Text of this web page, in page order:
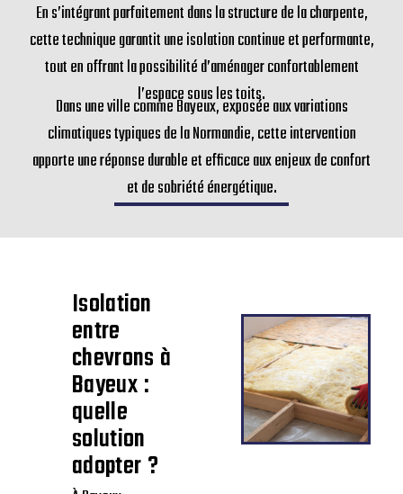
En s’intégrant parfaitement dans la structure de la charpente,
cette technique garantit une isolation continue et performante,
tout en offrant la possibilité d’aménager confortablement
l’espace sous les toits.
Dans une ville comme Bayeux, exposée aux variations
climatiques typiques de la Normandie, cette intervention
apporte une réponse durable et efficace aux enjeux de confort
et de sobriété énergétique.
Isolation
entre
chevrons à
Bayeux :
quelle
solution
adopter ?